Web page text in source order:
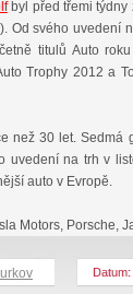
byl před třemi týdny
Od svého uvedení
titulů Auto
Trophy 2012 a
než 30 let. Sedmá
uvedení na trh v
auto v Evropě.
Motors, Porsche,
Datum: